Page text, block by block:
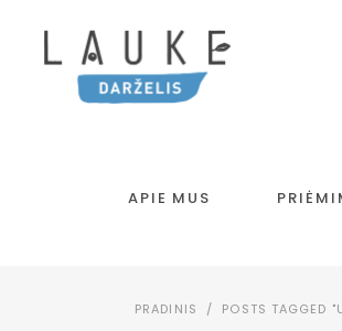
APIE MUS
PRADINIS / POSTS TAGGED